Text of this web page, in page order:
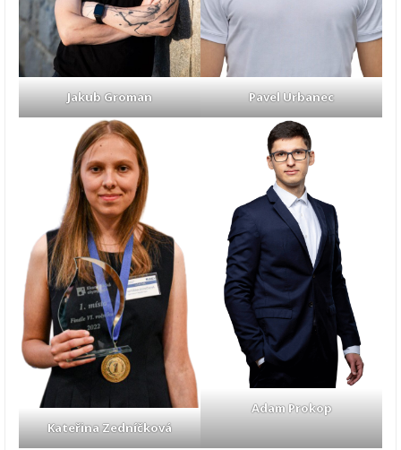
Jakub Groman Pavel Urbanec
Kateřina Zedníčková
Adam Prokop